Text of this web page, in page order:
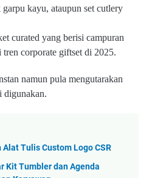
garpu kayu, ataupun set cutlery
curated yang berisi campuran
corporate giftset di 2025.
namun pula mengutarakan
digunakan.
Tulis Custom Logo CSR
Kit Tumbler dan Agenda